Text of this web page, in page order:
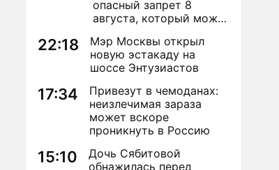
опасный запрет 8
августа, который может
женское счастье
22:18
Мэр Москвы открыл
новую эстакаду на
шоссе Энтузиастов
17:34
Привезут в чемоданах:
неизлечимая зараза
может вскоре
проникнуть в Россию
15:10
Дочь Сябитовой
обнажилась перед